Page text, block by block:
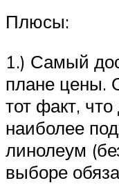
Плюсы:
1.) Самый
плане цены.
тот факт,
наиболее
линолеум
выборе